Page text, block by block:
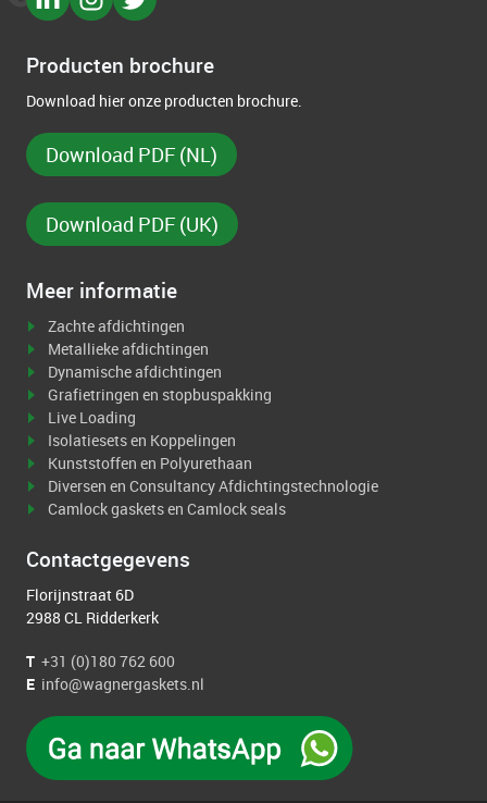
Producten brochure
Download hier onze producten brochure.
Download PDF (NL)
Download PDF (UK)
Meer informatie
Zachte afdichtingen
Metallieke afdichtingen
Dynamische afdichtingen
Grafietringen en stopbuspakking
Live Loading
Isolatiesets en Koppelingen
Kunststoffen en Polyurethaan
Diversen en Consultancy Afdichtingstechnologie
Camlock gaskets en Camlock seals
Contactgegevens
Florijnstraat 6D
2988 CL Ridderkerk
T +31 (0)180 762 600
E info@wagnergaskets.nl